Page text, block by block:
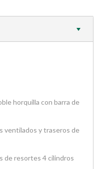
horquilla con barra de
ventilados y traseros de
de resortes 4 cilindros